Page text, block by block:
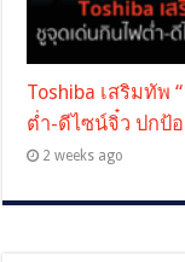
Toshiba เสริมทัพ
ต่ำ-ดีไซน์จิ๋ว ปกป้
2 weeks ago